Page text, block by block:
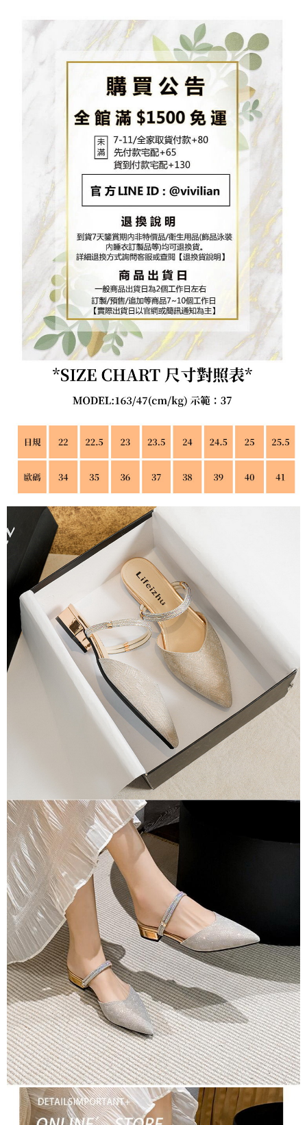
帳／街口支付／iPASS MONEY」等通路繳費。
1.本服務係由「台灣大哥大股份有限公司」（以下簡稱本公司）所提供，讓
用戶於交易時，得透過本服務購買商品或服務，並由商店將買賣／分期付款
買賣價金債權讓與本公司後，依約使用本公司帳單繳交帳款。
2.基於同意付款使用「大哥付你分期」之契約關係目的，商店將以您的個人
資料（包含姓名、電話或地址）提供予台灣大哥大進項蒐集、處理及利用，
由本公司與您本人進行分期帳單所需資料之確認、核對及更正。
3.完整用戶服務條款，請詳閱以下連結：https://oppay.tw/userRule
２．訂單成立數日內，您將收到繳費通知簡訊。
３．收到繳費通知簡訊後14天內，點擊此簡訊中的連結，可透過四大超商／
ATM／網路銀行／等多元方式進行付款，方視為交易完成。
※ 請注意：結帳手續完成當下不需立刻繳費，但若您需要取消訂單，請聯絡
購買商品的店家。未經商家同意取消之訂單仍視為有效，需透過AFTEE先享
※ 交易是否成功請以「AFTEE先享後付 」之結帳頁面顯示為準，若有關於
是否繳費成功／繳費後需取消欲退款等相關疑問，請聯繫「AFTEE先享後付
https://netprotections.freshdesk.com/support/home
１．透過由恩沛科技股份有限公司提供之「AFTEE先享後付」服務完成之交
易，需依本服務之必要範圍內提供個人資料，並將交易相關給付款項請求債
權轉讓予恩沛科技股份有限公司。
２．關於個人資料處理事宜，請瀏覽以下網址：
https://aftee.tw/terms/#terms3
３．未成年的使用者請事先徵得法定代理人或監護人之同意方可使用
「AFTEE先享後付」，若未經同意申辦者引起之損失，本公司不負相關責
任。
４．使用「AFTEE先享後付」時，將依據個別帳號之用戶狀況，依本公司即
時審查核予不同之上限額度；若仍有額度不足之情形，本公司將視審查結果
請求用戶進行身份認證。
５．嚴禁一人註冊多個帳號或使用他人資訊註冊。若發現惡意使用之情形，
恩沛科技股份有限公司將有權停止該用戶之使用額度並採取法律行動。
7-11取貨付款
每筆NT$80，滿NT$1,500(含以上)免運費
每筆NT$65，滿NT$1,500(含以上)免運費
每筆NT$130，滿NT$1,500(含以上)免運費
海外配送